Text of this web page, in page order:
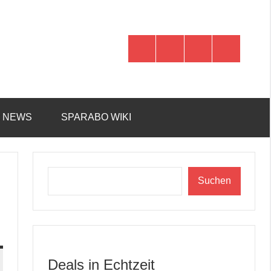
NEWS SPARABO WIKI
Suchen
Deals in Echtzeit